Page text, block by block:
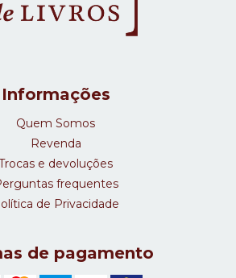
Informações
Quem Somos
Revenda
e devoluções
frequentes
de Privacidade
de pagamento